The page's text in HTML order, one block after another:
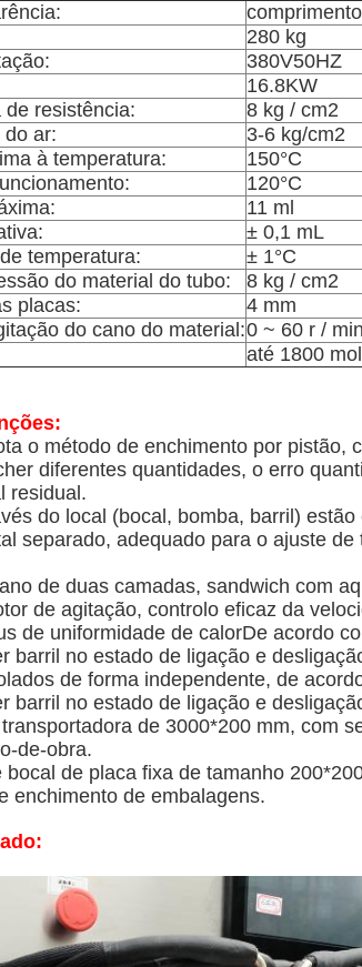
280 kg
380V50HZ
16.8KW
de resistência:
8 kg / cm2
do ar:
3-6 kg/cm2
à temperatura:
150°C
120°C
11 ml
± 0,1 mL
temperatura:
± 1°C
do material do tubo:
8 kg / cm2
placas:
4 mm
do cano do material:0 ~ 60 r / min
até 1800
o método de enchimento por pistão,
diferentes quantidades, o erro
residual.
do local (bocal, bomba, barril)
separado, adequado para o ajuste
de duas camadas, sandwich com
de agitação, controlo eficaz da
de uniformidade de calorDe acordo
barril no estado de ligação e
de forma independente, de
barril no estado de ligação e
de 3000*200 mm, com
de-obra.
bocal de placa fixa de tamanho
enchimento de embalagens.